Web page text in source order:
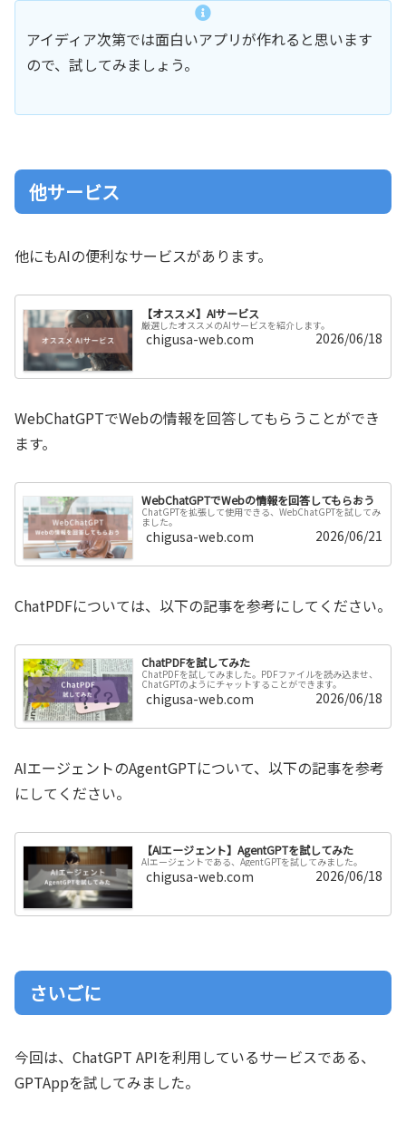
アイディア次第では面白いアプリが作れると思います
ので、試してみましょう。
他サービス
他にもAIの便利なサービスがあります。
【オススメ】AIサービス
厳選したオススメのAIサービスを紹介します。
chigusa-web.com 2026/06/18
WebChatGPTでWebの情報を回答してもらうことができ
ます。
WebChatGPTでWebの情報を回答してもらおう
ChatGPTを拡張して使用できる、WebChatGPTを試してみ
ました。
chigusa-web.com 2026/06/21
ChatPDFについては、以下の記事を参考にしてください。
ChatPDFを試してみた
ChatPDFを試してみました。PDFファイルを読み込ませ、
ChatGPTのようにチャットすることができます。
chigusa-web.com 2026/06/18
AIエージェントのAgentGPTについて、以下の記事を参考
にしてください。
【AIエージェント】AgentGPTを試してみた
AIエージェントである、AgentGPTを試してみました。
chigusa-web.com 2026/06/18
さいごに
今回は、ChatGPT APIを利用しているサービスである、
GPTAppを試してみました。